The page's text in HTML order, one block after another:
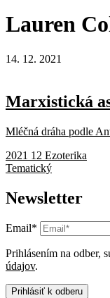
Lauren
14. 12. 2021
Marxistická
Mléčná dráha podle
2021 12 Ezoterika
Tematický
Newsletter
Email*
Prihlásením na odber,
údajov.
Prihlásiť k odberu